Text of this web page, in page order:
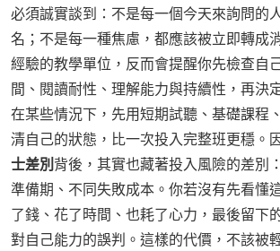
必須誠實談到：不是每一個今天來詢問的
名；不是每一種焦慮，都應該被立即轉成
經驗的教學單位，反而會提醒你先檢查自
間、閱讀耐性、理解能力與持續性，再決
在某些情況下，先用短期試聽、基礎課程
清自己的狀態，比一次投入完整班更穩。
士差別 背後，其實也藏著投入風險的差別
準備期、不同失敗成本。你若沒有先看懂
了錢、花了時間、也耗了心力，最後留下
對自己能力的誤判。這樣的代價，不該被